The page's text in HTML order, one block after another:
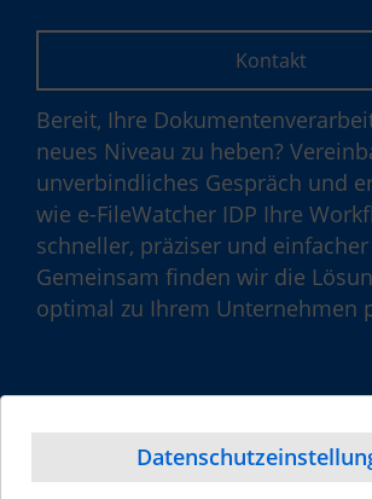
Kontakt
Bereit, Ihre
neues Niveau zu heben?
unverbindliches Gespräch und
wie e-FileWatcher IDP Ihre
schneller, präziser und
Gemeinsam finden wir die
optimal zu Ihrem Unternehmen